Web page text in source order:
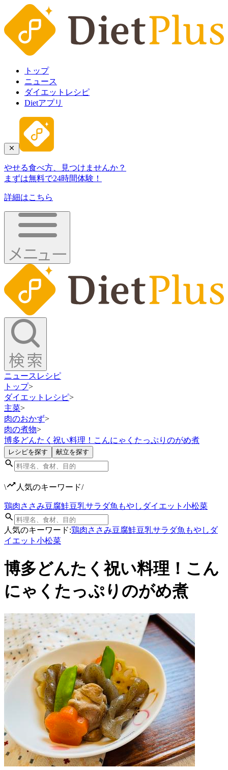
トップ
ニュース
ダイエットレシピ
Dietアプリ
やせる食べ方、見つけませんか？
まずは無料で24時間体験！
詳細はこちら
ニュース レシピ
トップ>
ダイエットレシピ>
主菜>
肉のおかず>
肉の煮物>
博多どんたく祝い料理！こんにゃくたっぷりのがめ煮
レシピを探す 献立を探す
\ 人気のキーワード/
鶏肉ささみ豆腐鮭豆乳サラダ魚 もやし ダイエット 小松菜
人気のキーワード:鶏肉ささみ豆腐鮭豆乳サラダ魚 もやし ダ
イエット 小松菜
博多どんたく祝い料理！こん
にゃくたっぷりのがめ煮